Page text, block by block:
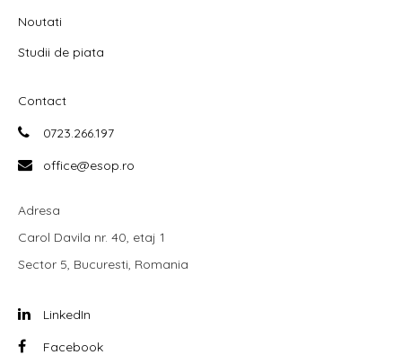
Noutati
Studii de piata
Contact
0723.266.197
office@esop.ro
Adresa
Carol Davila nr. 40, etaj 1
Sector 5, Bucuresti, Romania
LinkedIn
Facebook